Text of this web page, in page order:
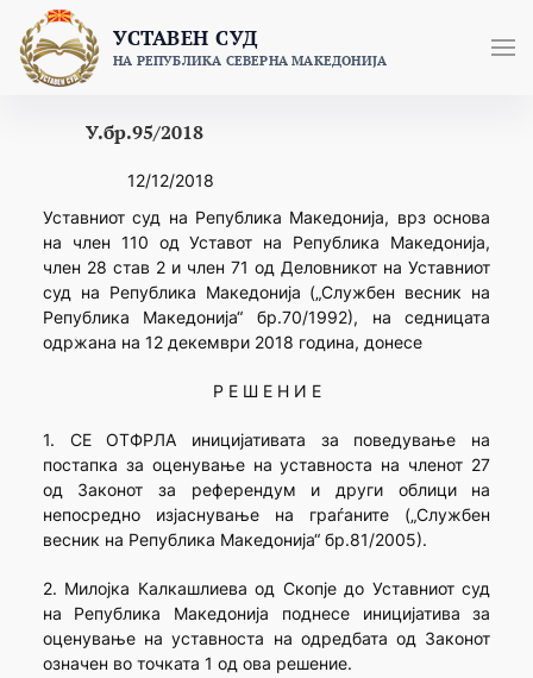
content
УСТАВЕН СУД
НА РЕПУБЛИКА СЕВЕРНА МАКЕДОНИЈА
У.бр.95/2018
12/12/2018
Уставниот суд на Република Македонија, врз основа
на член 110 од Уставот на Република Македонија,
член 28 став 2 и член 71 од Деловникот на Уставниот
суд на Република Македонија („Службен весник на
Република Македонија“ бр.70/1992), на седницатa
одржана на 12 декември 2018 година, донесе
Р Е Ш Е Н И Е
1. СЕ ОТФРЛА иницијативата за поведување на
постапка за оценување на уставноста на членот 27
од Законот за референдум и други облици на
непосредно изјаснување на граѓаните („Службен
весник на Република Македонија“ бр.81/2005).
2. Милојка Калкашлиева од Скопје до Уставниот суд
на Република Македонија поднесе иницијатива за
оценување на уставноста на одредбата од Законот
означен во точката 1 од ова решение.